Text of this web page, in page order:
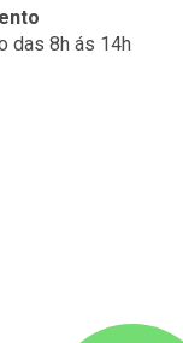
das 8h ás 14h